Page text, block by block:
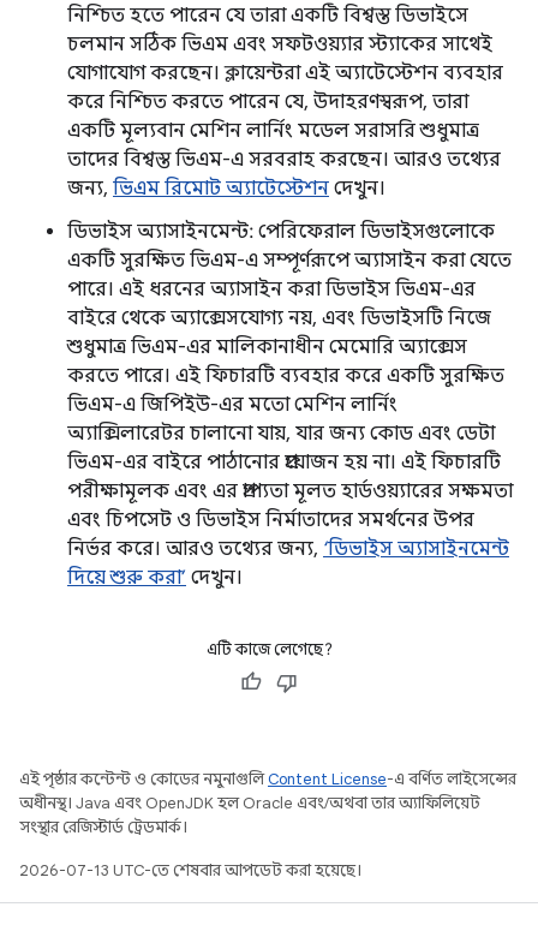
নিশ্চিত হতে পারেন যে তারা একটি বিশ্বস্ত ডিভাইসে
চলমান সঠিক ভিএম এবং সফটওয়্যার স্ট্যাকের সাথেই
যোগাযোগ করছেন। ক্লায়েন্টরা এই অ্যাটেস্টেশন ব্যবহার
করে নিশ্চিত করতে পারেন যে, উদাহরণস্বরূপ, তারা
একটি মূল্যবান মেশিন লার্নিং মডেল সরাসরি শুধুমাত্র
তাদের বিশ্বস্ত ভিএম-এ সরবরাহ করছেন। আরও তথ্যের
জন্য, ভিএম রিমোট অ্যাটেস্টেশন দেখুন।
ডিভাইস অ্যাসাইনমেন্ট: পেরিফেরাল ডিভাইসগুলোকে
একটি সুরক্ষিত ভিএম-এ সম্পূর্ণরূপে অ্যাসাইন করা যেতে
পারে। এই ধরনের অ্যাসাইন করা ডিভাইস ভিএম-এর
বাইরে থেকে অ্যাক্সেসযোগ্য নয়, এবং ডিভাইসটি নিজে
শুধুমাত্র ভিএম-এর মালিকানাধীন মেমোরি অ্যাক্সেস
করতে পারে। এই ফিচারটি ব্যবহার করে একটি সুরক্ষিত
ভিএম-এ জিপিইউ-এর মতো মেশিন লার্নিং
অ্যাক্সিলারেটর চালানো যায়, যার জন্য কোড এবং ডেটা
ভিএম-এর বাইরে পাঠানোর প্রয়োজন হয় না। এই ফিচারটি
পরীক্ষামূলক এবং এর প্রাপ্যতা মূলত হার্ডওয়্যারের সক্ষমতা
এবং চিপসেট ও ডিভাইস নির্মাতাদের সমর্থনের উপর
নির্ভর করে। আরও তথ্যের জন্য, ‘ডিভাইস অ্যাসাইনমেন্ট
দিয়ে শুরু করা’ দেখুন।
এটি কাজে লেগেছে?
এই পৃষ্ঠার কন্টেন্ট ও কোডের নমুনাগুলিContent License-এ বর্ণিত লাইসেন্সের
অধীনস্থ। Java এবং OpenJDK হল Oracle এবং/অথবা তার অ্যাফিলিয়েট
সংস্থার রেজিস্টার্ড ট্রেডমার্ক।
2026-07-13 UTC-তে শেষবার আপডেট করা হয়েছে।